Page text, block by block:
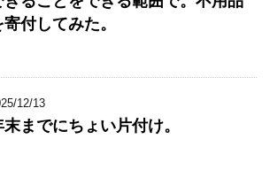
寄付してみた。
12/13
末までにちょい片付け。